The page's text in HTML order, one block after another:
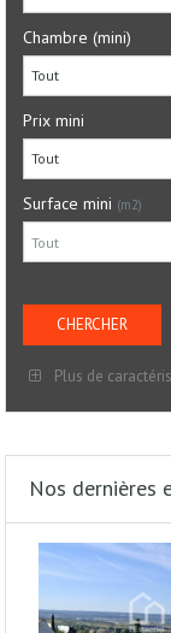
Chambre (mini)
Tout
Prix mini
Tout
Surface mini (m2)
Plus de
Nos dernières